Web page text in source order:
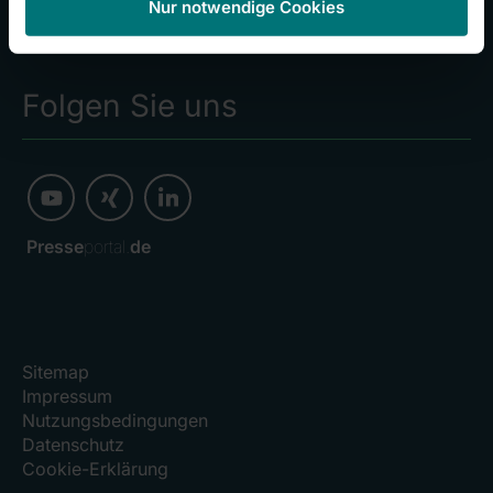
Nur notwendige Cookies
Folgen Sie uns
Presseportal. de
Sitemap
Impressum
Nutzungsbedingungen
Datenschutz
Cookie-Erklärung